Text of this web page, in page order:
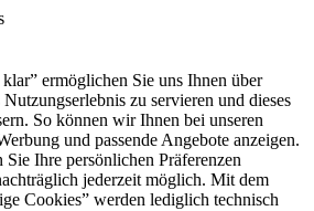
ermöglichen Sie uns Ihnen über
zu servieren und dieses
So können wir Ihnen bei unseren
und passende Angebote anzeigen.
Sie Ihre persönlichen Präferenzen
jederzeit möglich. Mit dem
Cookies” werden lediglich technisch